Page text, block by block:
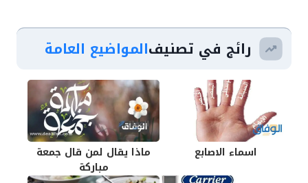
رائج في تصنيفالمواضيع العامة
اسماء الاصابع
ماذا يقال لمن قال جمعة
مباركة